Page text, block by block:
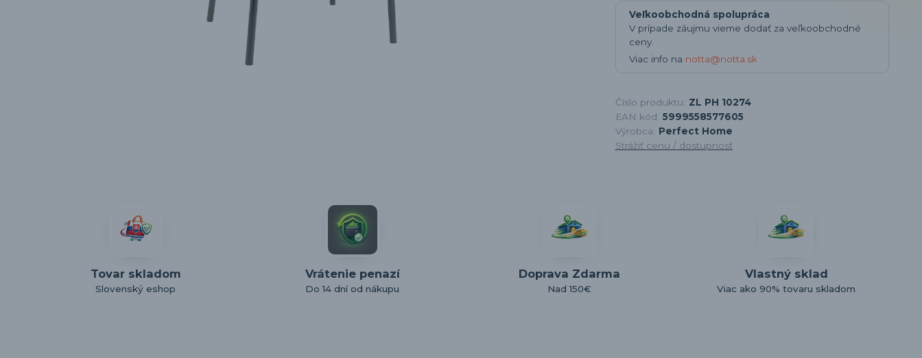
Veľkoobchodná spolupráca
V prípade záujmu vieme dodať za veľkoobchodné
ceny.
Viac info na notta@notta.sk
Číslo produktu: ZL PH 10274
EAN kód: 5999558577605
Výrobca: Perfect Home
Strážiť cenu / dostupnosť
Tovar skladom
Slovenský eshop
Vrátenie penazí
Do 14 dní od nákupu
Doprava Zdarma
Nad 150€
Vlastný sklad
Viac ako 90% tovaru skladom